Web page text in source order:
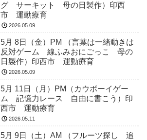
グ サーキット 母の日製作）印西
市 運動療育
2026.05.09
5月 8日（金）PM （言葉は一緒動きは
反対ゲーム 線ふみおにごっこ 母の
日製作）印西市 運動療育
2026.05.09
5月 11日（月）PM（カウボーイゲー
ム 記憶力レース 自由に書こう）印
西市 運動療育
2026.05.11
5月 9日（土）AM （フルーツ探し 追